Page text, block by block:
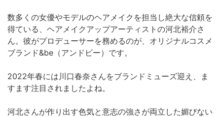
数多くの女優やモデルのヘアメイクを担当し絶大な信頼を
得ている、ヘアメイクアップアーティストの河北裕介さ
ん。彼がプロデューサーを務めるのが、オリジナルコスメ
ブランド&be（アンドビー）です。
2022年春には川口春奈さんをブランドミューズ迎え、ま
すます注目されましたよね。
河北さんが作り出す色気と意志の強さが両立した媚びない